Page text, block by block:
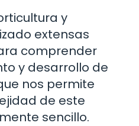
y
extensas
comprender
y desarrollo de
nos permite
de este
sencillo.